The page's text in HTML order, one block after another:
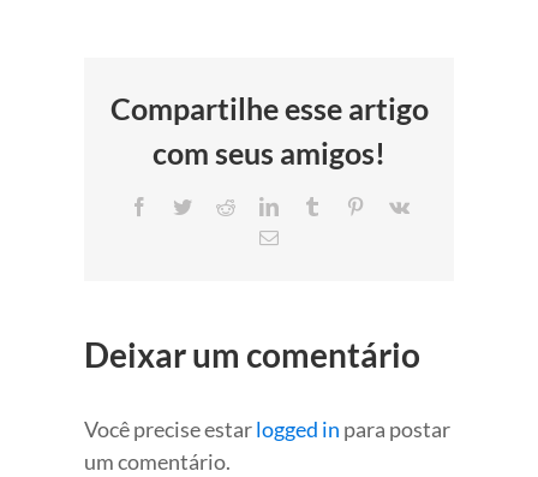
Compartilhe esse artigo
com seus amigos!
Facebook
TwitterRedditLinkedInTumblr Pinterest
Vk
E-
Deixar um comentário
Você precise estarlogged in para postar
um comentário.